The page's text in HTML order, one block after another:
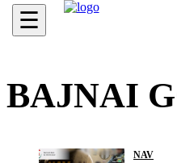
☰
BAJNAI
NAV